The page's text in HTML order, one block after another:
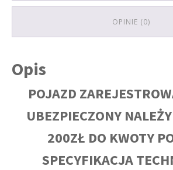
OPINIE (0)
Opis
POJAZD
UBEZPIECZONY
200ZŁ DO KWOTY
SPECYFIKACJA